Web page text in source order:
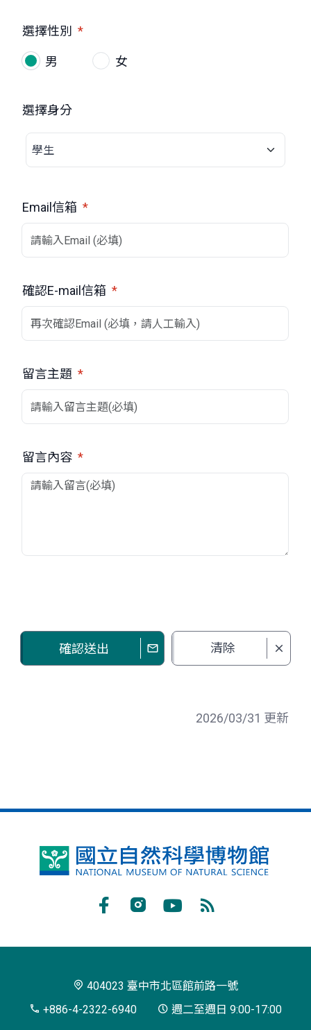
選擇性別 *
男 女
選擇身分
Email信箱 *
確認E-mail信箱 *
留言主題 *
留言內容 *
確認送出 清除
2026/03/31 更新
國
博
閱
404023 臺中市北區館前路一號
+886-4-2322-6940
週二至週日 9:00-17:00